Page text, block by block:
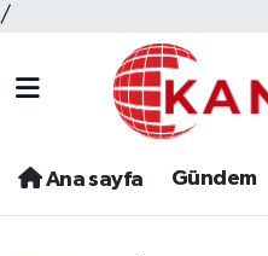
/
Ana sayfa Gündem